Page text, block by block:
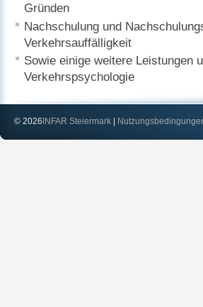
Gründen
Nachschulung und
Verkehrsauffälligkeit
Sowie einige weitere Leistungen
Verkehrspsychologie
© 2026INFAR Steiermark |